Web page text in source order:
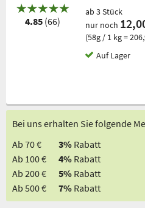
4.85 (66)
ab 3 Stück
nur noch
(58g / 1 kg =
Auf Lager
Bei uns erhalten Sie folgende
Ab 70 €
3% Rabatt
Ab 100 €
4% Rabatt
Ab 200 €
5% Rabatt
Ab 500 €
7% Rabatt